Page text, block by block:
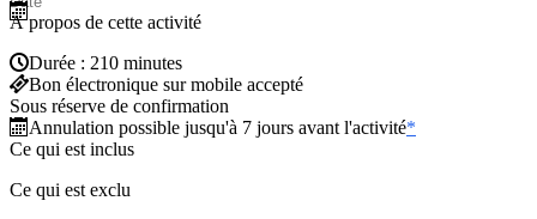
À propos de cette activité
Durée : 210 minutes
Bon électronique sur mobile accepté
Sous réserve de confirmation
Annulation possible jusqu'à 7 jours avant l'activité*
Ce qui est inclus
Ce qui est exclu